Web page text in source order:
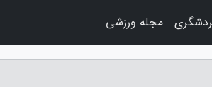
مجله ورزشی